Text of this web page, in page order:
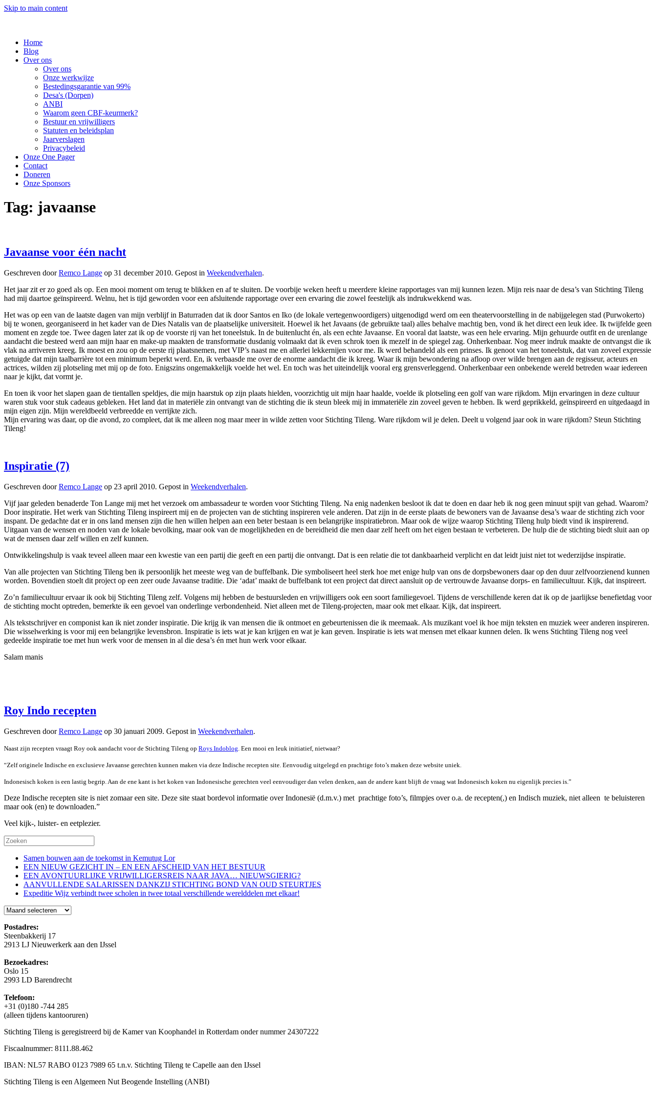
Skip to main content
Home
Blog
Over ons
Over ons
Onze werkwijze
Bestedingsgarantie van 99%
Desa's (Dorpen)
ANBI
Waarom geen CBF-keurmerk?
Bestuur en vrijwilligers
Statuten en beleidsplan
Jaarverslagen
Privacybeleid
Onze One Pager
Contact
Doneren
Onze Sponsors
Tag: javaanse
Javaanse voor één nacht
Geschreven doorRemco Lange op 31 december 2010. Gepost in Weekendverhalen.
Het jaar zit er zo goed als op. Een mooi moment om terug te blikken en af te sluiten. De voorbije weken heeft u meerdere kleine rapportages van mij kunnen lezen. Mijn reis naar de desa’s van Stichting Tileng
had mij daartoe geïnspireerd. Welnu, het is tijd geworden voor een afsluitende rapportage over een ervaring die zowel feestelijk als indrukwekkend was.
Het was op een van de laatste dagen van mijn verblijf in Baturraden dat ik door Santos en Iko (de lokale vertegenwoordigers) uitgenodigd werd om een theatervoorstelling in de nabijgelegen stad (Purwokerto)
bij te wonen, georganiseerd in het kader van de Dies Natalis van de plaatselijke universiteit. Hoewel ik het Javaans (de gebruikte taal) alles behalve machtig ben, vond ik het direct een leuk idee. Ik twijfelde geen
moment en zegde toe. Twee dagen later zat ik op de voorste rij van het toneelstuk. In de buitenlucht én, als een echte Javaanse. En vooral dat laatste, was een hele ervaring. Mijn gehuurde outfit en de urenlange
aandacht die besteed werd aan mijn haar en make-up maakten de transformatie dusdanig volmaakt dat ik even schrok toen ik mezelf in de spiegel zag. Onherkenbaar. Nog meer indruk maakte de ontvangst die ik
vlak na arriveren kreeg. Ik moest en zou op de eerste rij plaatsnemen, met VIP’s naast me en allerlei lekkernijen voor me. Ik werd behandeld als een prinses. Ik genoot van het toneelstuk, dat van zoveel expressie
getuigde dat mijn taalbarrière tot een minimum beperkt werd. En, ik verbaasde me over de enorme aandacht die ik kreeg. Waar ik mijn bewondering na afloop over wilde brengen aan de regisseur, acteurs en
actrices, wilden zij plotseling met mij op de foto. Enigszins ongemakkelijk voelde het wel. En toch was het uiteindelijk vooral erg grensverleggend. Onherkenbaar een onbekende wereld betreden waar iedereen
naar je kijkt, dat vormt je.
En toen ik voor het slapen gaan de tientallen speldjes, die mijn haarstuk op zijn plaats hielden, voorzichtig uit mijn haar haalde, voelde ik plotseling een golf van ware rijkdom. Mijn ervaringen in deze cultuur
waren stuk voor stuk cadeaus gebleken. Het land dat in materiële zin ontvangt van de stichting die ik steun bleek mij in immateriële zin zoveel geven te hebben. Ik werd geprikkeld, geïnspireerd en uitgedaagd in
mijn eigen zijn. Mijn wereldbeeld verbreedde en verrijkte zich.
Mijn ervaring was daar, op die avond, zo compleet, dat ik me alleen nog maar meer in wilde zetten voor Stichting Tileng. Ware rijkdom wil je delen. Deelt u volgend jaar ook in ware rijkdom? Steun Stichting
Tileng!
Inspiratie (7)
Geschreven doorRemco Lange op 23 april 2010. Gepost in Weekendverhalen.
Vijf jaar geleden benaderde Ton Lange mij met het verzoek om ambassadeur te worden voor Stichting Tileng. Na enig nadenken besloot ik dat te doen en daar heb ik nog geen minuut spijt van gehad. Waarom?
Door inspiratie. Het werk van Stichting Tileng inspireert mij en de projecten van de stichting inspireren vele anderen. Dat zijn in de eerste plaats de bewoners van de Javaanse desa’s waar de stichting zich voor
inspant. De gedachte dat er in ons land mensen zijn die hen willen helpen aan een beter bestaan is een belangrijke inspiratiebron. Maar ook de wijze waarop Stichting Tileng hulp biedt vind ik inspirerend.
Uitgaan van de wensen en noden van de lokale bevolking, maar ook van de mogelijkheden en de bereidheid die men daar zelf heeft om het eigen bestaan te verbeteren. De hulp die de stichting biedt sluit aan op
wat de mensen daar zelf willen en zelf kunnen.
Ontwikkelingshulp is vaak teveel alleen maar een kwestie van een partij die geeft en een partij die ontvangt. Dat is een relatie die tot dankbaarheid verplicht en dat leidt juist niet tot wederzijdse inspiratie.
Van alle projecten van Stichting Tileng ben ik persoonlijk het meeste weg van de buffelbank. Die symboliseert heel sterk hoe met enige hulp van ons de dorpsbewoners daar op den duur zelfvoorzienend kunnen
worden. Bovendien stoelt dit project op een zeer oude Javaanse traditie. Die ‘adat’ maakt de buffelbank tot een project dat direct aansluit op de vertrouwde Javaanse dorps- en familiecultuur. Kijk, dat inspireert.
Zo’n familiecultuur ervaar ik ook bij Stichting Tileng zelf. Volgens mij hebben de bestuursleden en vrijwilligers ook een soort familiegevoel. Tijdens de verschillende keren dat ik op de jaarlijkse benefietdag voor
de stichting mocht optreden, bemerkte ik een gevoel van onderlinge verbondenheid. Niet alleen met de Tileng-projecten, maar ook met elkaar. Kijk, dat inspireert.
Als tekstschrijver en componist kan ik niet zonder inspiratie. Die krijg ik van mensen die ik ontmoet en gebeurtenissen die ik meemaak. Als muzikant voel ik hoe mijn teksten en muziek weer anderen inspireren.
Die wisselwerking is voor mij een belangrijke levensbron. Inspiratie is iets wat je kan krijgen en wat je kan geven. Inspiratie is iets wat mensen met elkaar kunnen delen. Ik wens Stichting Tileng nog veel
gedeelde inspiratie toe met hun werk voor de mensen in al die desa’s én met hun werk voor elkaar.
Salam manis
Roy Indo recepten
Geschreven doorRemco Lange op 30 januari 2009. Gepost in Weekendverhalen.
Naast zijn recepten vraagt Roy ook aandacht voor de Stichting Tileng op Roys Indoblog. Een mooi en leuk initiatief, nietwaar?
“Zelf originele Indische en exclusieve Javaanse gerechten kunnen maken via deze Indische recepten site. Eenvoudig uitgelegd en prachtige foto’s maken deze website uniek.
Indonesisch koken is een lastig begrip. Aan de ene kant is het koken van Indonesische gerechten veel eenvoudiger dan velen denken, aan de andere kant blijft de vraag wat Indonesisch koken nu eigenlijk precies is.”
Deze Indische recepten site is niet zomaar een site. Deze site staat bordevol informatie over Indonesië (d.m.v.) met prachtige foto’s, filmpjes over o.a. de recepten(,) en Indisch muziek, niet alleen te beluisteren
maar ook (en) te downloaden.”
Veel kijk-, luister- en eetplezier.
Samen bouwen aan de toekomst in Kemutug Lor
EEN NIEUW GEZICHT IN – EN EEN AFSCHEID VAN HET BESTUUR
EEN AVONTUURLIJKE VRIJWILLIGERSREIS NAAR JAVA… NIEUWSGIERIG?
AANVULLENDE SALARISSEN DANKZIJ STICHTING BOND VAN OUD STEURTJES
Expeditie Wijz verbindt twee scholen in twee totaal verschillende werelddelen met elkaar!
Blog
Postadres:
Steenbakkerij 17
2913 LJ Nieuwerkerk aan den IJssel
Bezoekadres:
Oslo 15
2993 LD Barendrecht
Telefoon:
+31 (0)180 -744 285
(alleen tijdens kantooruren)
Stichting Tileng is geregistreerd bij de Kamer van Koophandel in Rotterdam onder nummer 24307222
Fiscaalnummer: 8111.88.462
IBAN: NL57 RABO 0123 7989 65 t.n.v. Stichting Tileng te Capelle aan den IJssel
Stichting Tileng is een Algemeen Nut Beogende Instelling (ANBI)